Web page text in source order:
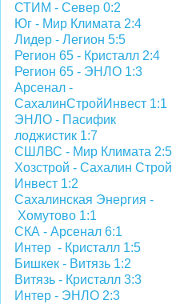
СТИМ - Север 0:2
Юг - Мир Климата 2:4
Лидер - Легион 5:5
Регион 65 - Кристалл 2:4
Регион 65 - ЭНЛО 1:3
Арсенал -
СахалинСтройИнвест 1:1
ЭНЛО - Пасифик
лоджистик 1:7
СШЛВС - Мир Климата 2:5
Хозстрой - Сахалин Строй
Инвест 1:2
Сахалинская Энергия -
Хомутово 1:1
СКА - Арсенал 6:1
Интер - Кристалл 1:5
Бишкек - Витязь 1:2
Витязь - Кристалл 3:3
Интер - ЭНЛО 2:3